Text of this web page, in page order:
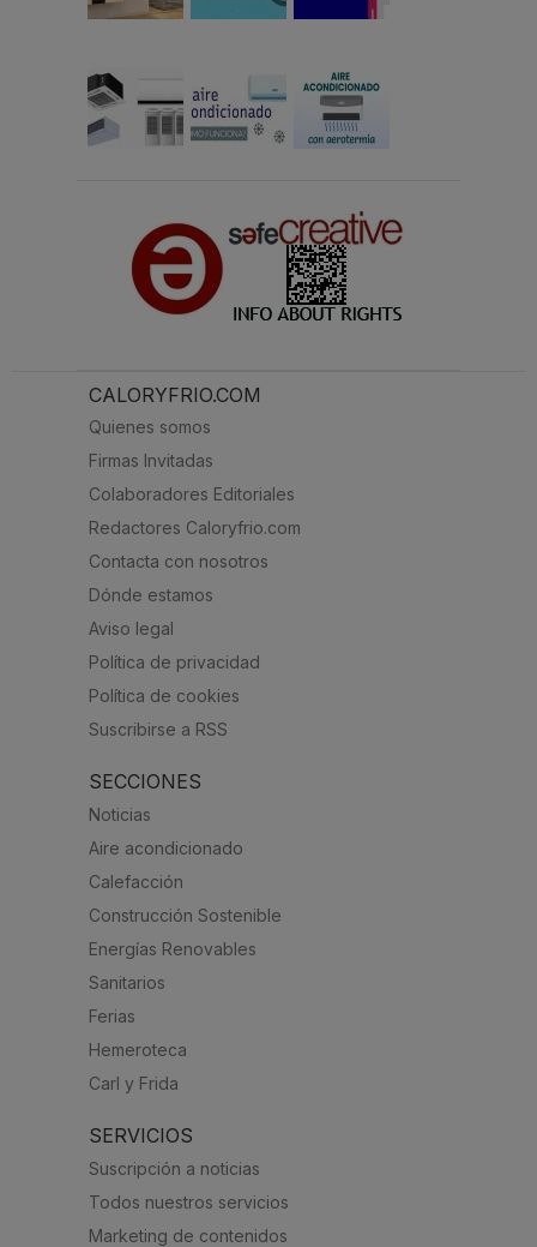
CALORYFRIO.COM
Quienes somos
Firmas Invitadas
Colaboradores Editoriales
Redactores Caloryfrio.com
Contacta con nosotros
Dónde estamos
Aviso legal
Política de privacidad
Política de cookies
Suscribirse a RSS
SECCIONES
Noticias
Aire acondicionado
Calefacción
Construcción Sostenible
Energías Renovables
Sanitarios
Ferias
Hemeroteca
Carl y Frida
SERVICIOS
Suscripción a noticias
Todos nuestros servicios
Marketing de contenidos